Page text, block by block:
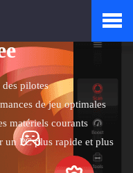
pilotes
de jeu optimales
matériels courants
un PC plus rapide et plus